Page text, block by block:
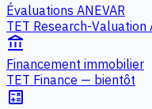
Évaluations ANEVAR
TET Research-Valuation
account_balance
Financement immobilier
TET Finance — bientôt
calculate